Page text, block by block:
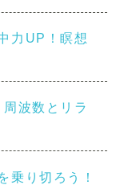
力UP！瞑想
波数とリラ
乗り切ろう！